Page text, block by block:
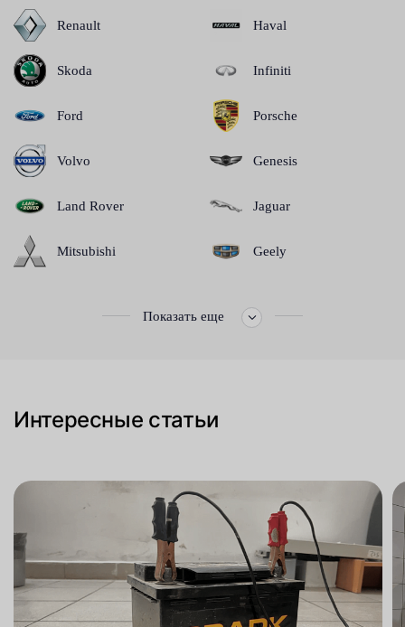
Renault
Skoda
Ford
Volvo
Land Rover
Mitsubishi
Haval
Infiniti
Porsche
Genesis
Jaguar
Geely
Показать еще
Интересные статьи